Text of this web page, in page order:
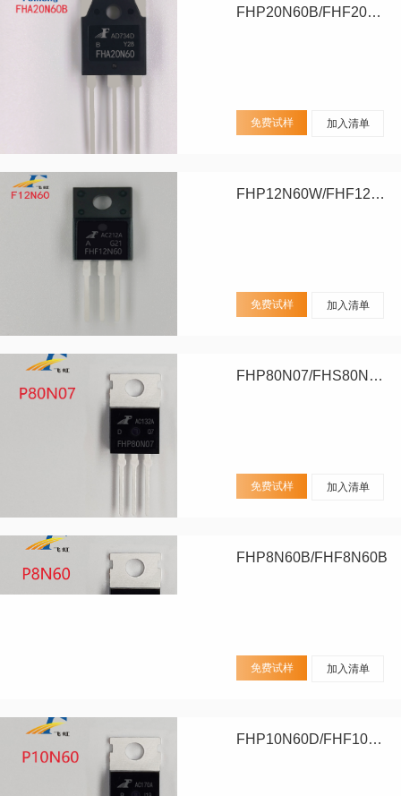
FHP20N60B/FHF20N60B/FHA20N60B
免费试样 加入清单
FHP12N60W/FHF12N60W
免费试样 加入清单
FHP80N07/FHS80N07/FHD80N07
免费试样 加入清单
FHP8N60B/FHF8N60B
免费试样 加入清单
FHP10N60D/FHF10N60D